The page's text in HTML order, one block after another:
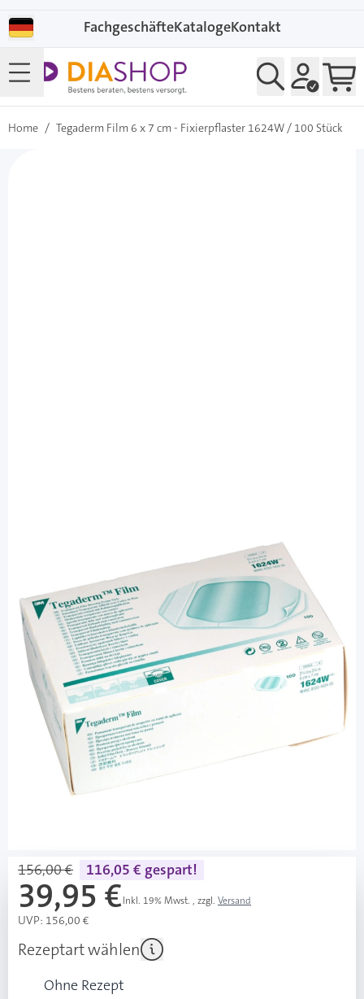
FachgeschäfteKatalogeKontakt
Home / Tegaderm Film 6 x 7 cm - Fixierpflaster 1624W / 100 Stück
Tegaderm Film 6 x 7 cm - Fixierpflaster
1624W / 100 Stück
PZN: 02097989 / Diashop.de Kat.-Nr.
sofort verfügbar
Lieferzeit 1-3 Werktage
Besonderheiten
periphere Zugänge werde sicher verbunden, fixiert
und vor Kontamination geschützt
wasserdicht, keimdicht und atmungsaktiv
abwischbar (auch mit alkoholischen
Desinfektionsmitteln)
156,00 € 116,05 € gespart!
39,95 €Inkl. 19% Mwst. , zzgl. Versand
UVP: 156,00 €
Rezeptart wählen
Ohne Rezept